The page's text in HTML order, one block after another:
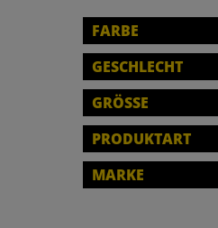
FARBE
GESCHLECHT
HERREN
DAMEN
KINDER
SCHLIESSEN
GRÖSSE
2XS
XS
S
PRODUKTART
TISCHKICKER
MARKE